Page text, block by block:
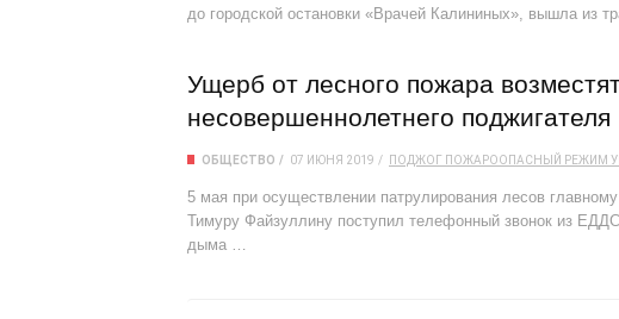
до городской остановки «Врачей Калининых», вышла из
Ущерб от лесного пожара
несовершеннолетнего поджигателя
ОБЩЕСТВО 07 ИЮНЯ 2019 ПОДЖОГ ПОЖАРООПАСНЫЙ РЕЖИМ
5 мая при осуществлении патрулирования лесов
Тимуру Файзуллину поступил телефонный звонок из
дыма …